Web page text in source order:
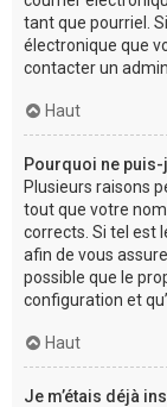
tant que pourriel.
électronique que
contacter un
Haut
Pourquoi ne
Plusieurs raisons
tout que votre
corrects. Si tel est
afin de vous
possible que le
configuration et
Haut
Je m’étais déjà